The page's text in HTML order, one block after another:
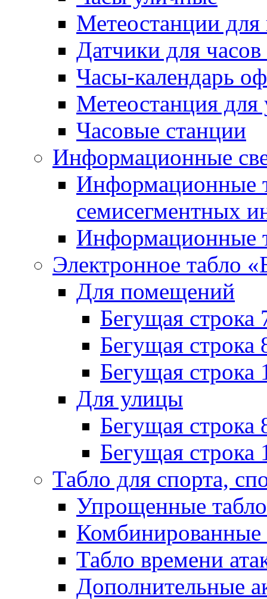
Метеостанции
Датчики для
Часы-календарь
Метеостанция
Часовые станции
Информационные
Информационные
семисегментных
Информационные
Электронное табло
Для помещений
Бегущая строка
Бегущая строка
Бегущая строка
Для улицы
Бегущая строка
Бегущая строка
Табло для спорта,
Упрощенные табло
Комбинированные
Табло времени
Дополнительные